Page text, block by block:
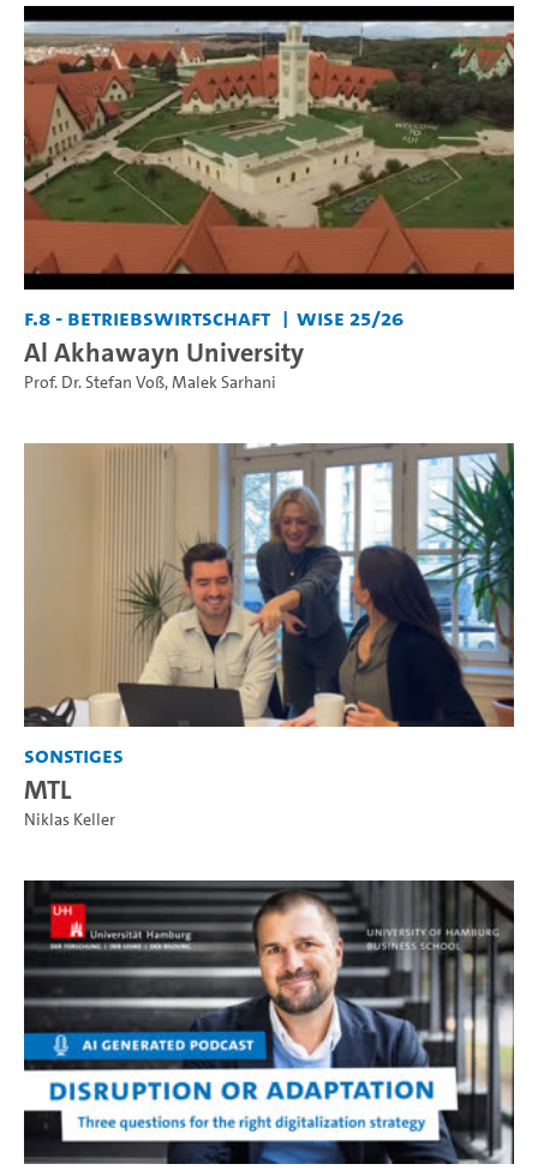
F.8 - Betriebswirtschaft WiSe 25/26
Al Akhawayn University
Prof. Dr. Stefan Voß,Malek Sarhani
Sonstiges
MTL
Niklas Keller